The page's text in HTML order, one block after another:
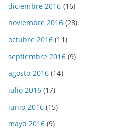
diciembre 2016 (16)
noviembre 2016 (28)
octubre 2016 (11)
septiembre 2016 (9)
agosto 2016 (14)
julio 2016 (17)
junio 2016 (15)
mayo 2016 (9)